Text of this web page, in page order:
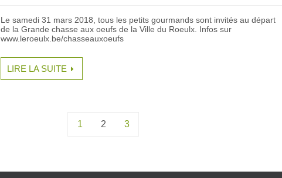
Le samedi 31 mars 2018, tous les petits gourmands sont invités au départ
de la Grande chasse aux oeufs de la Ville du Roeulx. Infos sur
www.leroeulx.be/chasseauxoeufs
LIRE LA SUITE
1 2 3